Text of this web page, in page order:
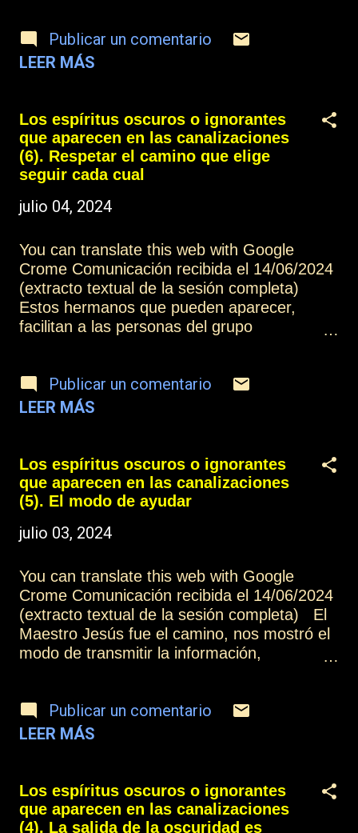
médium, porque de acuerdo a la intención
de abrir ese portal de luz, el Guía Espiritual
médium y el grupo mediúmnico siempre es
una oportunidad de evolución y aprendizaje.
Otros artículos de esta colección: Los
espíritus oscuros o ignorantes que aparecen
Índice Contactar o suscribirse Practicar la
Publicar un comentario
LEER MÁS
Los espíritus oscuros o ignorantes
que aparecen en las canalizaciones
(6). Respetar el camino que elige
seguir cada cual
julio 04, 2024
You can translate this web with Google
Crome Comunicación recibida el 14/06/2024
(extracto textual de la sesión completa)
Estos hermanos que pueden aparecer,
facilitan a las personas del grupo
que puedan comprender y poner en práctica
el respeto a la libertad que tiene toda alma
permitan establecer y mantener un estado
de paz y un logro de los objetivos
propuestos, sin perder de vista el camino
Los espíritus oscuros o ignorantes que
información: Índice Contactar o suscribirse
Practicar la mediumnidad
Publicar un comentario
LEER MÁS
Los espíritus oscuros o ignorantes
que aparecen en las canalizaciones
(5). El modo de ayudar
julio 03, 2024
You can translate this web with Google
Crome Comunicación recibida el 14/06/2024
(extracto textual de la sesión completa) El
Maestro Jesús fue el camino, nos mostró el
modo de transmitir la información,
precisamente por eso utilizaba tantas
parábolas, porque a través de la breve
a expandirse en el corazón. Si seguís el
ejemplo del Maestro Jesús, podréis observar
que nunca curó a alguien sin su permiso,
Publicar un comentario
LEER MÁS
Los espíritus oscuros o ignorantes
que aparecen en las canalizaciones
(4). La salida de la oscuridad es